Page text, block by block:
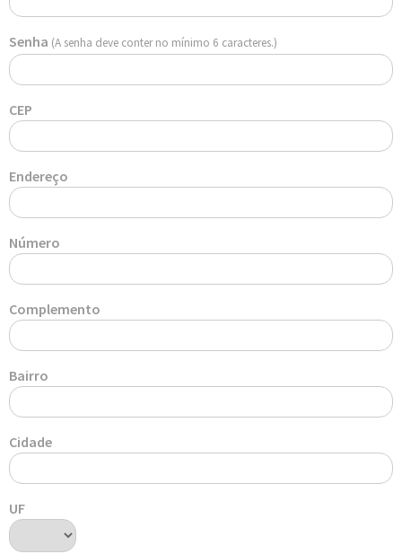
Senha (A senha deve conter no mínimo 6 caracteres.)
CEP
Endereço
Número
Complemento
Bairro
Cidade
UF